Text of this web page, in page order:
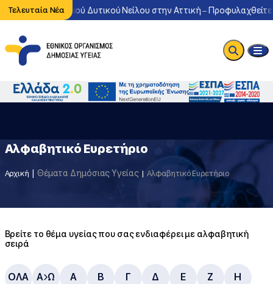
Τελευταία Νέατου ιού Δυτικού Νείλου στην Αττική – Προφυλαχθείτε
Αλφαβητικό Ευρετήριο
Αρχική Θέματα Δημόσιας Υγείας Αλφαβητικό Ευρετήριο
Βρείτε το θέμα υγείας που σας ενδιαφέρει με αλφαβητική
σειρά
ΟΛΑ Α Ω Α B Γ Δ E Ζ Η